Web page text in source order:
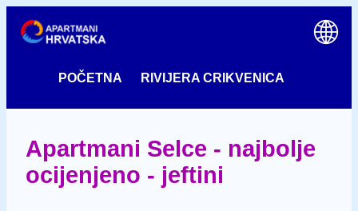
POČETNA RIVIJERA CRIKVENICA
Apartmani Selce - najbolje
ocijenjeno - jeftini